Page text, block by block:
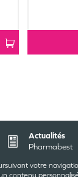
votre
contenu
Actualités
Pharmabest